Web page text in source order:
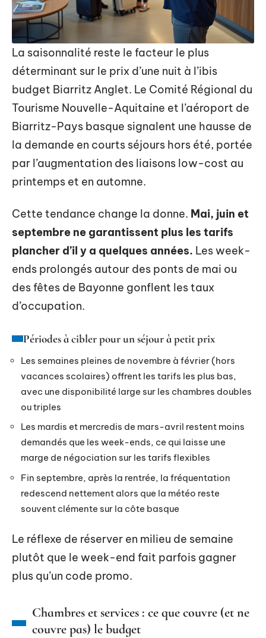
La saisonnalité reste le facteur le plus
déterminant sur le prix d’une nuit à l’ibis
budget Biarritz Anglet. Le Comité Régional du
Tourisme Nouvelle-Aquitaine et l’aéroport de
Biarritz-Pays basque signalent une hausse de
la demande en courts séjours hors été, portée
par l’augmentation des liaisons low-cost au
printemps et en automne.
Cette tendance change la donne. Mai, juin et
septembre ne garantissent plus les tarifs
plancher d’il y a quelques années. Les week-
ends prolongés autour des ponts de mai ou
des fêtes de Bayonne gonflent les taux
d’occupation.
Périodes à cibler pour un séjour à petit prix
Les semaines pleines de novembre à février (hors
vacances scolaires) offrent les tarifs les plus bas,
avec une disponibilité large sur les chambres doubles
ou triples
Les mardis et mercredis de mars-avril restent moins
demandés que les week-ends, ce qui laisse une
marge de négociation sur les tarifs flexibles
Fin septembre, après la rentrée, la fréquentation
redescend nettement alors que la météo reste
souvent clémente sur la côte basque
Le réflexe de réserver en milieu de semaine
plutôt que le week-end fait parfois gagner
plus qu’un code promo.
Chambres et services : ce que couvre (et ne
couvre pas) le budget